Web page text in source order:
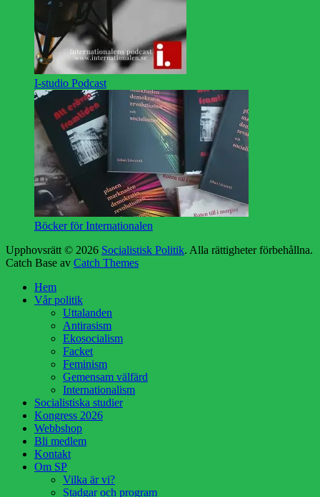
I-studio Podcast
Böcker för Internationalen
Upphovsrätt © 2026 Socialistisk Politik. Alla rättigheter förbehållna.
Catch Base av Catch Themes
Hem
Vår politik
Uttalanden
Antirasism
Ekosocialism
Facket
Feminism
Gemensam välfärd
Internationalism
Socialistiska studier
Kongress 2026
Webbshop
Bli medlem
Kontakt
Om SP
Vilka är vi?
Stadgar och program